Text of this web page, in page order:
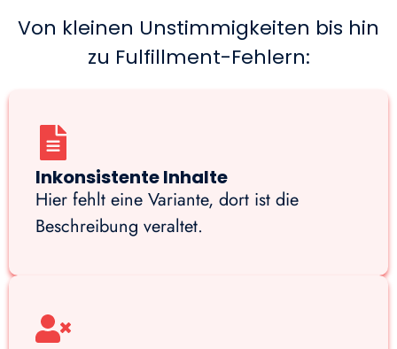
Von kleinen Unstimmigkeiten bis hin
zu Fulfillment-Fehlern:
Inkonsistente Inhalte
Hier fehlt eine Variante, dort ist die
Beschreibung veraltet.